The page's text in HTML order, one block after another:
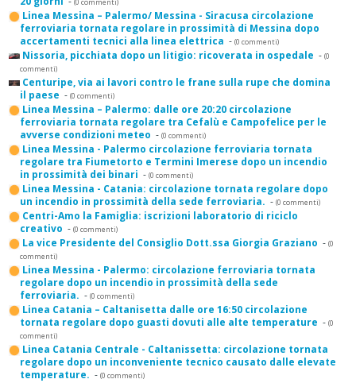
(0 commenti)
Linea Messina – Palermo/ Messina - Siracusa circolazione
ferroviaria tornata regolare in prossimità di Messina dopo
accertamenti tecnici alla linea elettrica - (0 commenti)
Nissoria, picchiata dopo un litigio: ricoverata in ospedale - (0
commenti)
Centuripe, via ai lavori contro le frane sulla rupe che domina
il paese - (0 commenti)
Linea Messina – Palermo: dalle ore 20:20 circolazione
ferroviaria tornata regolare tra Cefalù e Campofelice per le
avverse condizioni meteo - (0 commenti)
Linea Messina - Palermo circolazione ferroviaria tornata
regolare tra Fiumetorto e Termini Imerese dopo un incendio
in prossimità dei binari - (0 commenti)
Linea Messina - Catania: circolazione tornata regolare dopo
un incendio in prossimità della sede ferroviaria. - (0 commenti)
Centri-Amo la Famiglia: iscrizioni laboratorio di riciclo
creativo - (0 commenti)
La vice Presidente del Consiglio Dott.ssa Giorgia Graziano - (0
commenti)
Linea Messina - Palermo: circolazione ferroviaria tornata
regolare dopo un incendio in prossimità della sede
ferroviaria. - (0 commenti)
Linea Catania – Caltanisetta dalle ore 16:50 circolazione
tornata regolare dopo guasti dovuti alle alte temperature - (0
commenti)
Linea Catania Centrale - Caltanissetta: circolazione tornata
regolare dopo un inconveniente tecnico causato dalle elevate
temperature. - (0 commenti)